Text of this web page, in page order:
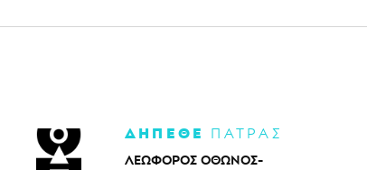
ΔΗΠΕΘΕ ΠΑΤΡΑΣ
ΛΕΩΦΟΡΟΣ ΟΘΩΝΟΣ-